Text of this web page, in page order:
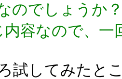
のでしょうか
内容なので、
試してみたと